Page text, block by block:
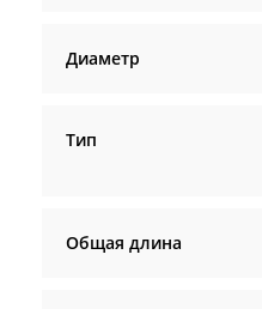
Диаметр
Тип
Общая длина